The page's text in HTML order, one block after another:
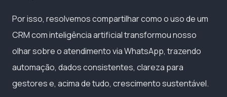
Por isso, resolvemos compartilhar como o uso de um
CRM com inteligência artificial transformou nosso
olhar sobre o atendimento via WhatsApp, trazendo
automação, dados consistentes, clareza para
gestores e, acima de tudo, crescimento sustentável.